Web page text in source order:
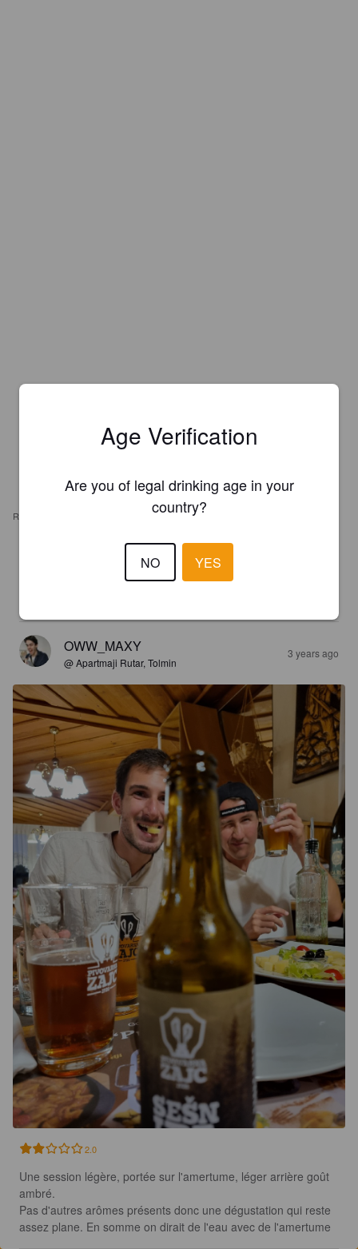
REVIEWS
OWW_MAXY
@ Apartmaji Rutar, Tolmin
3 years ago
2.0
Une session légère, portée sur l'amertume, léger arrière goût
ambré.
Pas d'autres arômes présents donc une dégustation qui reste
assez plane. En somme on dirait de l'eau avec de l'amertume
Age Verification
Are you of legal drinking age in your
country?
NO YES